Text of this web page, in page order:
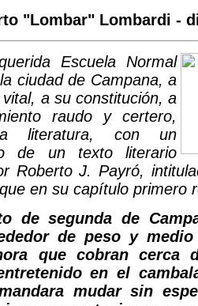
"Lombar" Lombardi -
Escuela Normal
ciudad de Campana, a
a su constitución, a
raudo y certero,
literatura, con un
de un texto literario
Roberto J. Payró,
en su capítulo primero
de segunda de
de peso y
que cobran cerca
en el
mudar sin